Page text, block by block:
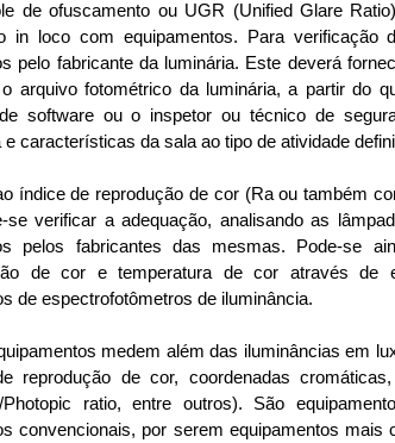
de ofuscamento ou UGR (Unified Glare
in loco com equipamentos. Para verificação
pelo fabricante da luminária. Este deverá
arquivo fotométrico da luminária, a partir do
software ou o inspetor ou técnico de
e características da sala ao tipo de atividade
índice de reprodução de cor (Ra ou também
se verificar a adequação, analisando as
pelos fabricantes das mesmas. Pode-se
de cor e temperatura de cor através de
de espectrofotômetros de iluminância.
medem além das iluminâncias em
reprodução de cor, coordenadas
Photopic ratio, entre outros). São
convencionais, por serem equipamentos mais